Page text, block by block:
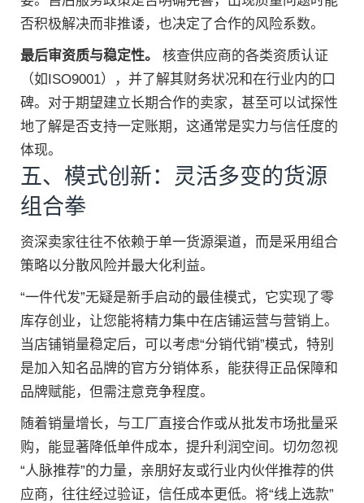
否积极解决而非推诿，也决定了合作的风险系数。
最后审资质与稳定性。
核查供应商的各类资质认证
（如ISO9001），并了解其财务状况和在行业内的口
碑。对于期望建立长期合作的卖家，甚至可以试探性
地了解是否支持一定账期，这通常是实力与信任度的
体现。
五、模式创新：灵活多变的货源
组合拳
资深卖家往往不依赖于单一货源渠道，而是采用组合
策略以分散风险并最大化利益。
“一件代发”无疑是新手启动的最佳模式，它实现了零
库存创业，让您能将精力集中在店铺运营与营销上。
当店铺销量稳定后，可以考虑“分销代销”模式，特别
是加入知名品牌的官方分销体系，能获得正品保障和
品牌赋能，但需注意竞争程度。
随着销量增长，与工厂直接合作或从批发市场批量采
购，能显著降低单件成本，提升利润空间。切勿忽视
“人脉推荐”的力量，亲朋好友或行业内伙伴推荐的供
应商，往往经过验证，信任成本更低。将“线上选款”